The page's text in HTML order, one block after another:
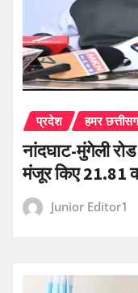
प्रदेश हमर
नांदघाट-मुंगेली
मंजूर किए 21.81
Junior Editor1